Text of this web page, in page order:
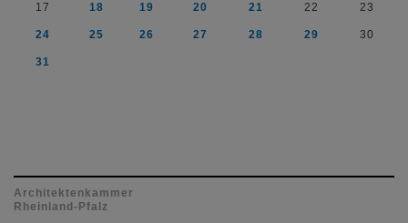
17 18 19 20 21 22 23
24 25 26 27 28 29 30
31
Architektenkammer
Rheinland-Pfalz